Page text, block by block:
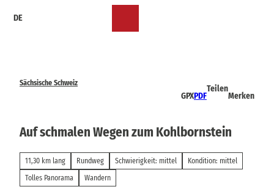
DE
Sächsische Schweiz
GPXPDF
Teilen
Merken
Auf schmalen Wegen zum Kohlbornstein
11,30 km lang Rundweg Schwierigkeit: mittel
Kondition: mittel
Tolles Panorama
Wandern